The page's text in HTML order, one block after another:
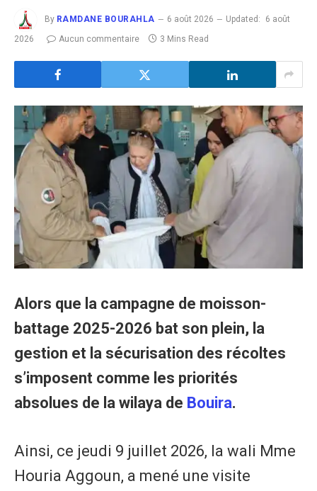
By RAMDANE BOURAHLA 6 août 2026 Updated:
6 août
2026
Aucun commentaire 3 Mins Read
Alors que la campagne de moisson-
battage 2025-2026 bat son plein, la
gestion et la sécurisation des récoltes
s’imposent comme les priorités
absolues de la wilaya de Bouira.
Ainsi, ce jeudi 9 juillet 2026, la wali Mme
Houria Aggoun, a mené une visite